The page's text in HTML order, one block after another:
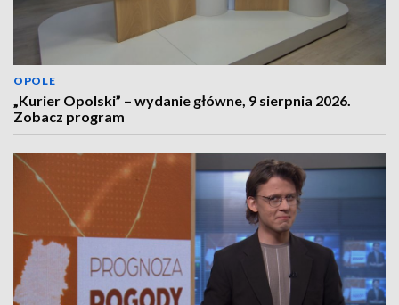
OPOLE
„Kurier Opolski” – wydanie główne, 9 sierpnia 2026.
Zobacz program